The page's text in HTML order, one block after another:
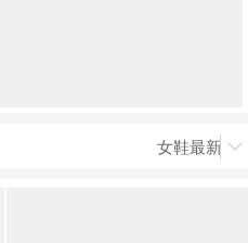
女鞋最新上
